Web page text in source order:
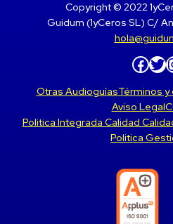
Copyright © 2022
Guidum (1yCeros SL) C/
Facebook Twitter
Otras AudioguíasTérminos
Aviso Legal
Politica Integrada Calidad
Politica